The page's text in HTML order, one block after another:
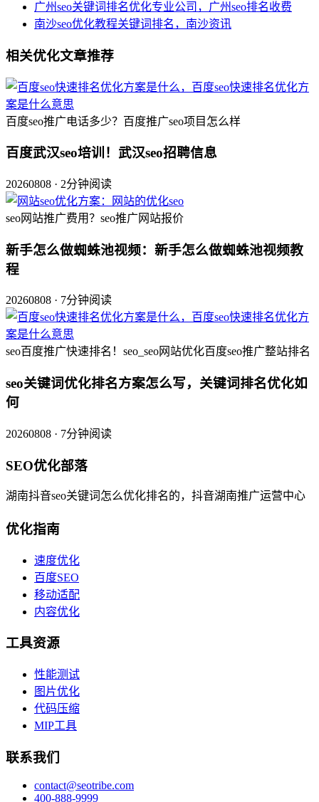
广州seo关键词排名优化专业公司，广州seo排名收费
南沙seo优化教程关键词排名，南沙资讯
相关优化文章推荐
百度seo推广电话多少？百度推广seo项目怎么样
百度武汉seo培训！武汉seo招聘信息
20260808 · 2分钟阅读
seo网站推广费用？seo推广网站报价
新手怎么做蜘蛛池视频：新手怎么做蜘蛛池视频教
程
20260808 · 7分钟阅读
seo百度推广快速排名！seo_seo网站优化百度seo推广整站排名
seo关键词优化排名方案怎么写，关键词排名优化如
何
20260808 · 7分钟阅读
SEO优化部落
湖南抖音seo关键词怎么优化排名的，抖音湖南推广运营中心
优化指南
速度优化
百度SEO
移动适配
内容优化
工具资源
性能测试
图片优化
代码压缩
MIP工具
联系我们
contact@seotribe.com
400-888-9999